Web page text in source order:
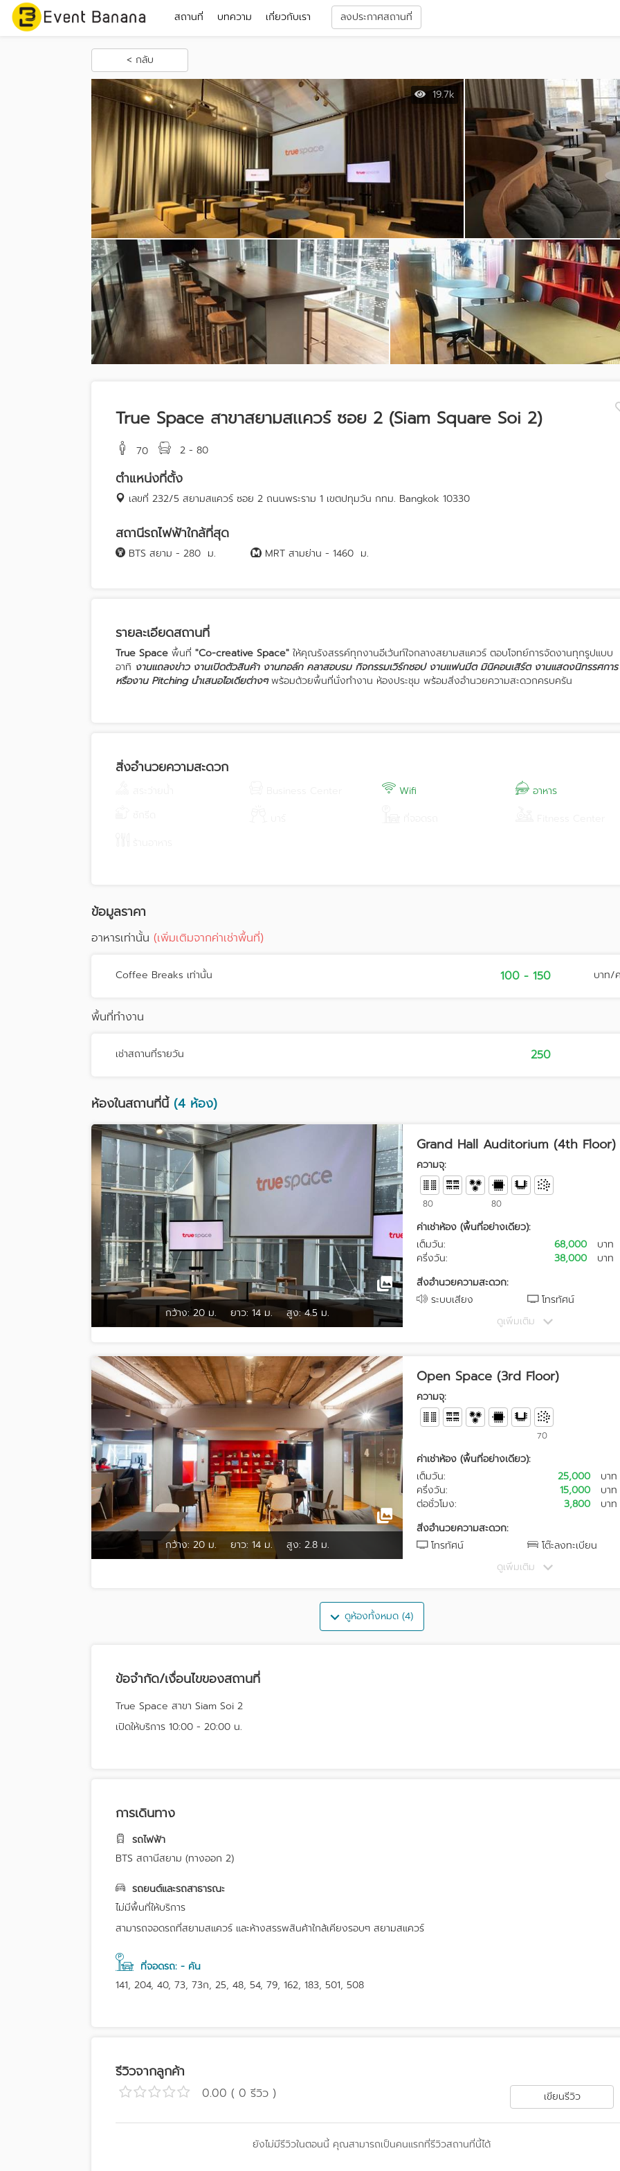
สถานที่ บทความ เกี่ยวกับเรา ลงประกาศสถานที่
< กลับ
19.7k
True Space สาขาสยามสเเควร์ ซอย 2 (Siam Square Soi 2)
70 2 - 80
ตำแหน่งที่ตั้ง
เลขที่ 232/5 สยามสแควร์ ซอย 2 ถนนพระราม 1 เขตปทุมวัน กทม. Bangkok 10330
สถานีรถไฟฟ้าใกล้ที่สุด
BTS สยาม - 280 ม. MRT สามย่าน - 1460 ม.
รายละเอียดสถานที่
True Space พื้นที่ "Co-creative Space" ให้คุณรังสรรค์ทุกงานอีเว้นท์ใจกลางสยามสแควร์ ตอบโจทย์การจัดงานทุกรูปแบบ
อาทิ งานแถลงข่าว งานเปิดตัวสินค้า งานทอล์ก คลาสอบรม กิจกรรมเวิร์กชอป งานแฟนมีต มินิคอนเสิร์ต งานแสดงนิทรรศการ
หรืองาน Pitching นำเสนอไอเดียต่างๆพร้อมด้วยพื้นที่นั่งทำงาน ห้องประชุม พร้อมสิ่งอำนวยความสะดวกครบครัน
สิ่งอำนวยความสะดวก
Wifi
อาหาร
ข้อมูลราคา
อาหารเท่านั้น (เพิ่มเติมจากค่าเช่าพื้นที่)
Coffee Breaks เท่านั้น 100 - 150 บาท/
พื้นที่ทำงาน
เช่าสถานที่รายวัน 250
ห้องในสถานที่นี้(4 ห้อง)
กว้าง: 20 ม. ยาว: 14 ม. สูง: 4.5 ม.
Grand Hall Auditorium (4th Floor)
ความจุ:
80 80
ค่าเช่าห้อง (พื้นที่อย่างเดียว):
เต็มวัน:
68,000
บาท
ครึ่งวัน:
38,000
บาท
สิ่งอำนวยความสะดวก:
ระบบเสียง
โทรทัศน์
ดูเพิ่มเติม
กว้าง: 20 ม. ยาว: 14 ม. สูง: 2.8 ม.
Open Space (3rd Floor)
ความจุ:
70
ค่าเช่าห้อง (พื้นที่อย่างเดียว):
เต็มวัน:
25,000
บาท
ครึ่งวัน:
15,000
บาท
ต่อชั่วโมง:
3,800
บาท
สิ่งอำนวยความสะดวก:
โทรทัศน์
โต๊ะลงทะเบียน
ดูเพิ่มเติม
ดูห้องทั้งหมด (4)
ข้อจำกัด/เงื่อนไขของสถานที่
True Space สาขา Siam Soi 2
เปิดให้บริการ 10:00 - 20:00 น.
การเดินทาง
รถไฟฟ้า
BTS สถานีสยาม (ทางออก 2)
รถยนต์และรถสาธารณะ
ไม่มีพื้นที่ให้บริการ
สามารถจอดรถที่สยามสแควร์ และห้างสรรพสินค้าใกล้เคียงรอบๆ สยามสแควร์
ที่จอดรถ: - คัน
141, 204, 40, 73, 73ก, 25, 48, 54, 79, 162, 183, 501, 508
รีวิวจากลูกค้า
0.00 ( 0 รีวิว ) เขียนรีวิว
ยังไม่มีรีวิวในตอนนี้ คุณสามารถเป็นคนแรกที่รีวิวสถานที่นี้ได้